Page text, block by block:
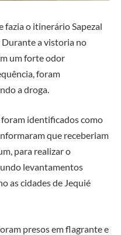
fazia o itinerário Sapezal
Durante a vistoria no
um forte odor
foram
a droga.
foram identificados como
que receberiam
para realizar o
levantamentos
as cidades de Jequié
presos em flagrante e